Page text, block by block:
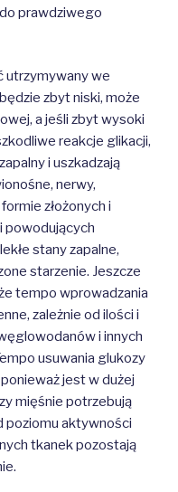
prawdziwego
utrzymywany we
zbyt niski, może
a jeśli zbyt wysoki
reakcje glikacji,
i uszkadzają
nerwy,
złożonych i
powodujących
stany zapalne,
starzenie. Jeszcze
tempo wprowadzania
zależnie od ilości i
i innych
usuwania glukozy
jest w dużej
mięśnie potrzebują
poziomu aktywności
tkanek pozostają